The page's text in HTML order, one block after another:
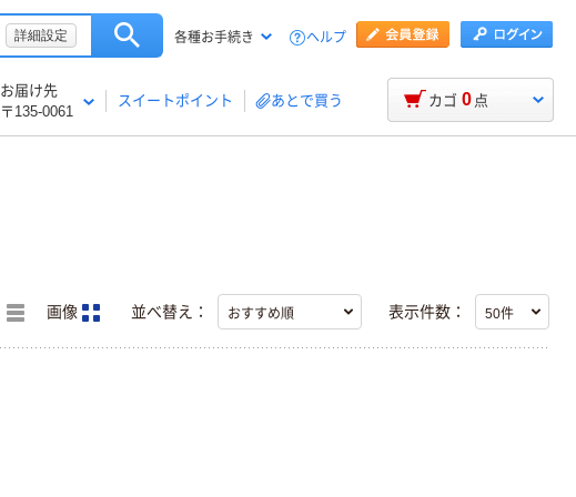
詳細設定 各種お手続き ヘルプ
お届け先
〒135-0061
スイートポイント あとで買う カゴ 0 点
画像 並べ替え： 表示件数：